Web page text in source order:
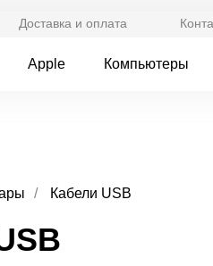
Apple
Доставка и оплата
Компьютеры
/ Кабели USB